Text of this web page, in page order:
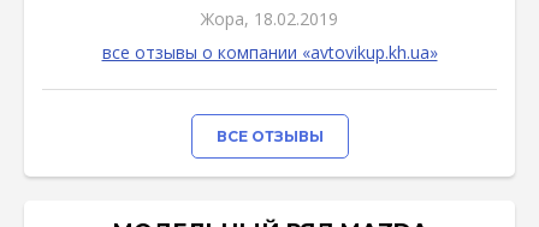
Жора, 18.02.2019
все отзывы о компании «avtovikup.kh.ua»
ВСЕ ОТЗЫВЫ